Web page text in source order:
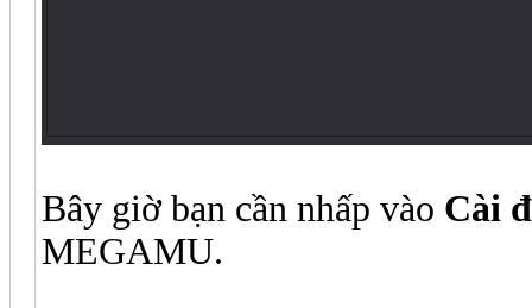
Bây giờ bạn cần nhấp vào Cài
MEGAMU.